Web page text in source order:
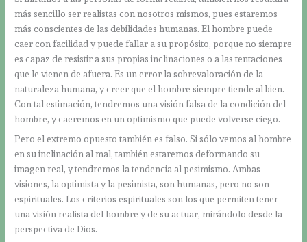
más sencillo ser realistas con nosotros mismos, pues estaremos
más conscientes de las debilidades humanas. El hombre puede
caer con facilidad y puede fallar a su propósito, porque no siempre
es capaz de resistir a sus propias inclinaciones o a las tentaciones
que le vienen de afuera. Es un error la sobrevaloración de la
naturaleza humana, y creer que el hombre siempre tiende al bien.
Con tal estimación, tendremos una visión falsa de la condición del
hombre, y caeremos en un optimismo que puede volverse ciego.
Pero el extremo opuesto también es falso. Si sólo vemos al hombre
en su inclinación al mal, también estaremos deformando su
imagen real, y tendremos la tendencia al pesimismo. Ambas
visiones, la optimista y la pesimista, son humanas, pero no son
espirituales. Los criterios espirituales son los que permiten tener
una visión realista del hombre y de su actuar, mirándolo desde la
perspectiva de Dios.